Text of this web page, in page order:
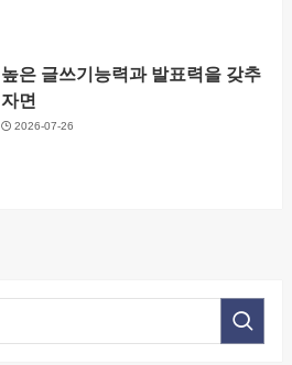
높은 글쓰기능력과 발표력을 갖추
자면
2026-07-26